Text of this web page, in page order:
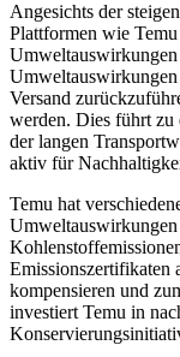
Angesichts der
Plattformen wie
Versand
werden. Dies führt zu
der langen
aktiv für
Temu hat
Emissionszertifikaten
kompensieren und
investiert Temu in